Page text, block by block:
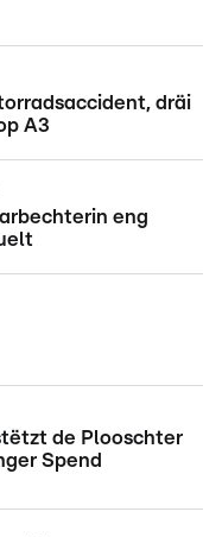
dräi
A3
eng
de Plooschter
Spend